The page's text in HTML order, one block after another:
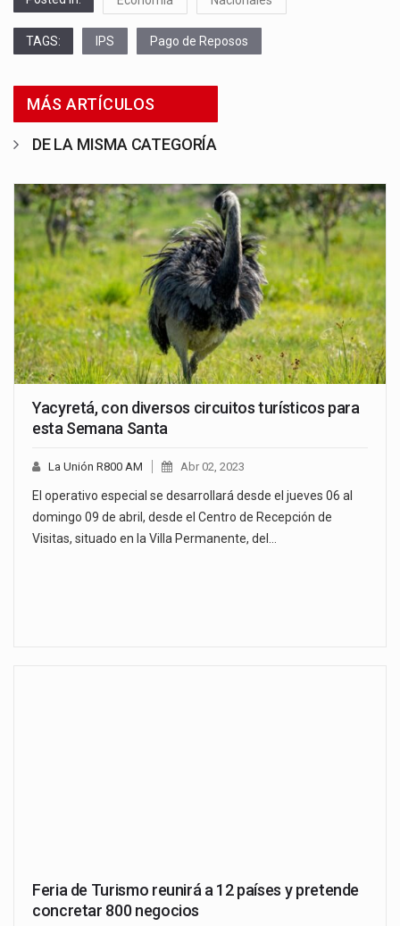
TAGS: IPS Pago de Reposos
MÁS ARTÍCULOS
DE LA MISMA CATEGORÍA
Yacyretá, con diversos circuitos turísticos para
esta Semana Santa
La Unión R800 AM Abr 02, 2023
El operativo especial se desarrollará desde el jueves 06 al
domingo 09 de abril, desde el Centro de Recepción de
Visitas, situado en la Villa Permanente, del…
Feria de Turismo reunirá a 12 países y pretende
concretar 800 negocios